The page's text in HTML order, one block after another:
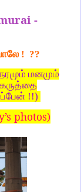
-
! ??
மனமும்
!!)
photos)